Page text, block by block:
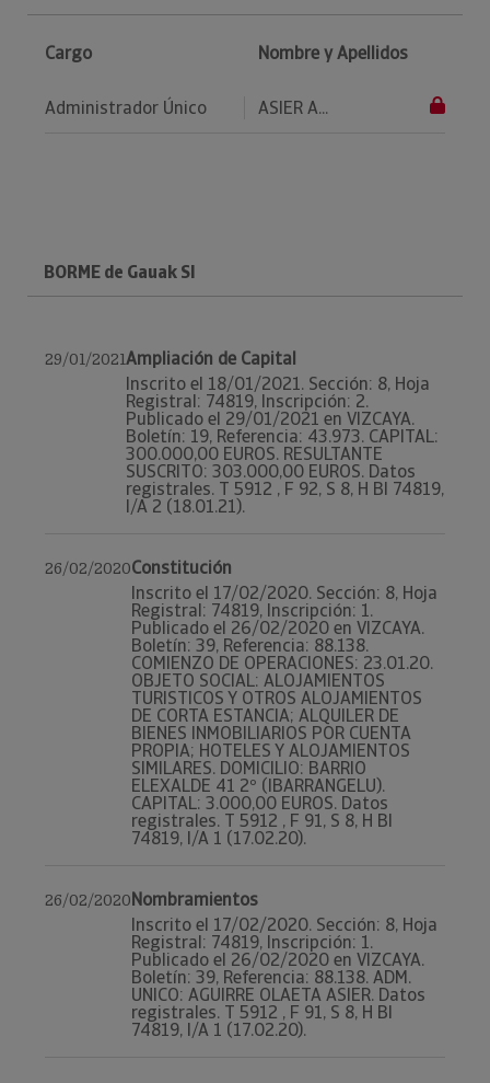
Cargo Nombre y Apellidos
Administrador Único ASIER A...
BORME de Gauak Sl
29/01/2021Ampliación de Capital
Inscrito el 18/01/2021. Sección: 8, Hoja
Registral: 74819, Inscripción: 2.
Publicado el 29/01/2021 en VIZCAYA.
Boletín: 19, Referencia: 43.973. CAPITAL:
300.000,00 EUROS. RESULTANTE
SUSCRITO: 303.000,00 EUROS. Datos
registrales. T 5912 , F 92, S 8, H BI 74819,
I/A 2 (18.01.21).
26/02/2020Constitución
Inscrito el 17/02/2020. Sección: 8, Hoja
Registral: 74819, Inscripción: 1.
Publicado el 26/02/2020 en VIZCAYA.
Boletín: 39, Referencia: 88.138.
COMIENZO DE OPERACIONES: 23.01.20.
OBJETO SOCIAL: ALOJAMIENTOS
TURISTICOS Y OTROS ALOJAMIENTOS
DE CORTA ESTANCIA; ALQUILER DE
BIENES INMOBILIARIOS POR CUENTA
PROPIA; HOTELES Y ALOJAMIENTOS
SIMILARES. DOMICILIO: BARRIO
ELEXALDE 41 2º (IBARRANGELU).
CAPITAL: 3.000,00 EUROS. Datos
registrales. T 5912 , F 91, S 8, H BI
74819, I/A 1 (17.02.20).
26/02/2020Nombramientos
Inscrito el 17/02/2020. Sección: 8, Hoja
Registral: 74819, Inscripción: 1.
Publicado el 26/02/2020 en VIZCAYA.
Boletín: 39, Referencia: 88.138. ADM.
UNICO: AGUIRRE OLAETA ASIER. Datos
registrales. T 5912 , F 91, S 8, H BI
74819, I/A 1 (17.02.20).